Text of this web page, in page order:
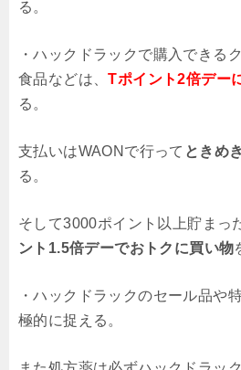
る。
・ハックドラックで購入できる
食品などは、Tポイント2倍デー
る。
支払いはWAONで行って ときめ
る。
そして3000ポイント以上貯まっ
ント1.5倍デーでおトクに買い物
・ハックドラックのセール品や
極的に捉える。